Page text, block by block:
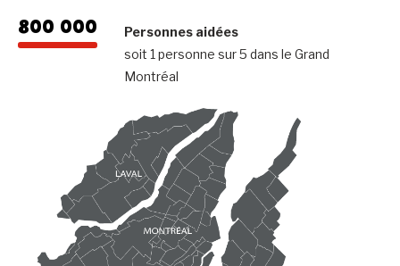
800 000
Personnes aidées
soit 1 personne sur 5 dans le Grand
Montréal